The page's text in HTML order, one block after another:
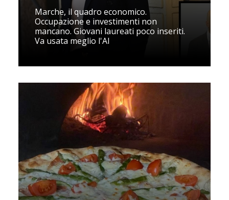
Marche, il quadro economico.
Occupazione e investimenti non
mancano. Giovani laureati poco inseriti.
Va usata meglio l'AI